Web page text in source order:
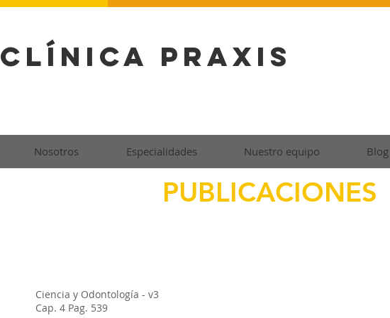
CLínica Praxis
Nosotros Especialidades Nuestro equipo Blog
PUBLICACIONES
Ciencia y Odontología - v3
Cap. 4 Pag. 539